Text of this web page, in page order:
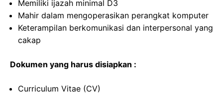
Memiliki ijazah minimal D3
Mahir dalam mengoperasikan perangkat komputer
Keterampilan berkomunikasi dan interpersonal yang
cakap
Dokumen yang harus disiapkan :
Curriculum Vitae (CV)